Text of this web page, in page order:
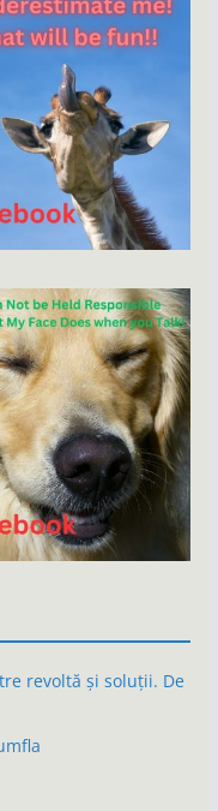
revoltă și soluții. De